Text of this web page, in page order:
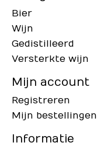
Bier
Wijn
Gedistilleerd
Versterkte wijn
Mijn account
Registreren
Mijn bestellingen
Informatie